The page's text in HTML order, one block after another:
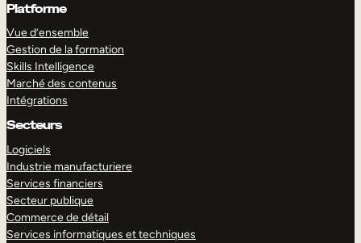
Platforme
Vue d’ensemble
Gestion de la formation
Skills Intelligence
Marché des contenus
Intégrations
Secteurs
Logiciels
Industrie manufacturiere
Services financiers
Secteur publique
Commerce de détail
Services informatiques et techniques